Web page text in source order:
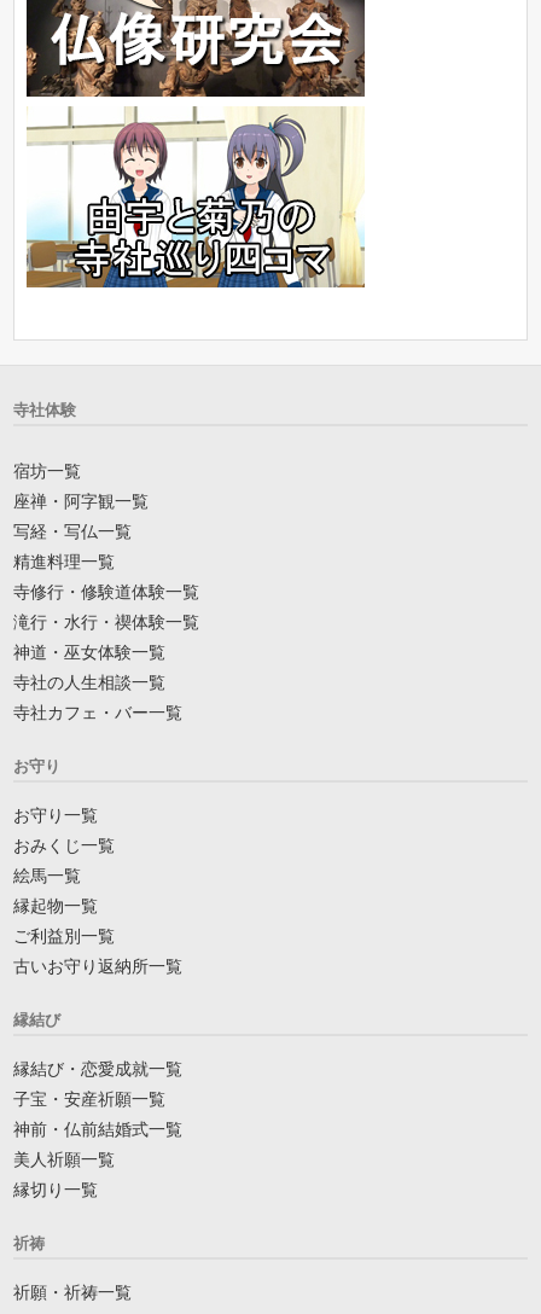
寺社体験
宿坊一覧
座禅・阿字観一覧
写経・写仏一覧
精進料理一覧
寺修行・修験道体験一覧
滝行・水行・禊体験一覧
神道・巫女体験一覧
寺社の人生相談一覧
寺社カフェ・バー一覧
お守り
お守り一覧
おみくじ一覧
絵馬一覧
縁起物一覧
ご利益別一覧
古いお守り返納所一覧
縁結び
縁結び・恋愛成就一覧
子宝・安産祈願一覧
神前・仏前結婚式一覧
美人祈願一覧
縁切り一覧
祈祷
祈願・祈祷一覧